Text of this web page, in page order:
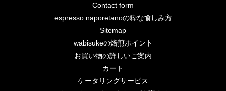
Contact form
espresso naporetanoの粋な愉しみ方
Sitemap
wabisukeの焙煎ポイント
お買い物の詳しいご案内
カート
ケータリングサービス